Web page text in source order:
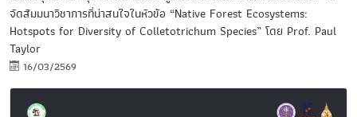
จัดสัมมนาวิชาการที่น่าสนใจในหัวข้อ “Native Forest Ecosystems:
Hotspots for Diversity of Colletotrichum Species” โดย Prof. Paul
Taylor
16/03/2569